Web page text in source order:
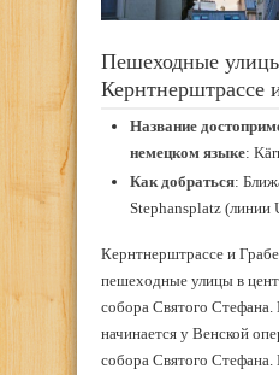
Пешеходные
Кернтнерштрассе
Название
немецком языке:
Как добраться:
Stephansplatz (линии
Кернтнерштрассе и
пешеходные улицы в
собора Святого
начинается у Венской
собора Святого